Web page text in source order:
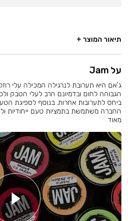
תיאור המוצר +
על Jam
ג'אם היא תערובת לנרגילה המכילה עלי
הגבוהה לחום ובדמיונם הרב לעלי הטבק
ביחס לתערובות אחרות. בנוסף לספיגת
החברה משתמשת בתמציות טעם ייחודיות
מאוד